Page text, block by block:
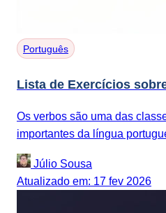
Português
Lista de Exercícios
Os verbos são uma das
importantes da língua
núcleo da oração por
Júlio Sousa
Atualizado em: 17 fev 2026